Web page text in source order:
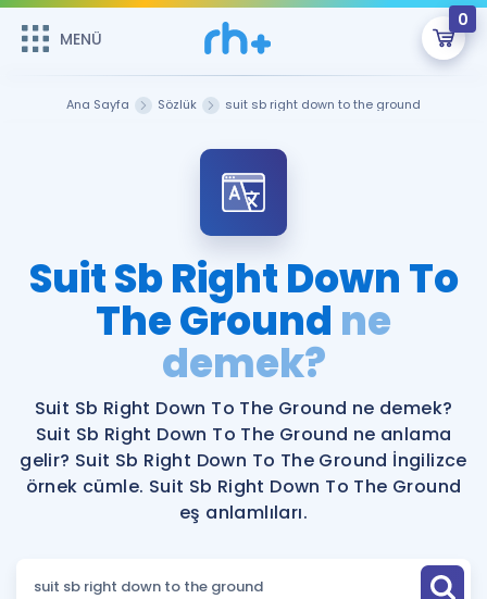
MENÜ
0
Şifremi Hatırlamıyorum
ÜYE DEĞİLİM
Sepetin Şu An Boş.
Remzi Hoca ile seni sınava hazırlayacak onlarca eğitim seni
bekliyor!
MENÜ
Katılımcı Görüşleri
Faydalı Araçlar
Ücretsiz Kaynaklar
Sözlük
Puan Hesaplama
Blog
İngilizce Gramer
Hakkımızda
Kariyer
Soru & Cevap
İletişim
Ana Sayfa Sözlük suit sb right down to the ground
Suit Sb Right Down To
The Ground ne
demek?
Suit Sb Right Down To The Ground ne demek?
Suit Sb Right Down To The Ground ne anlama
gelir? Suit Sb Right Down To The Ground İngilizce
örnek cümle. Suit Sb Right Down To The Ground
eş anlamlıları.